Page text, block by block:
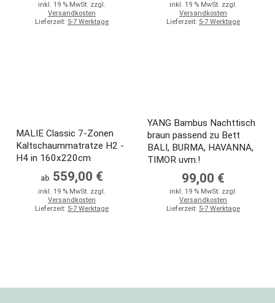
inkl. 19 % MwSt. zzgl.
Versandkosten
Lieferzeit: 5-7 Werktage
inkl. 19 % MwSt. zzgl.
Versandkosten
Lieferzeit: 5-7 Werktage
MALIE Classic 7-Zonen
Kaltschaummatratze H2 -
H4 in 160x220cm
ab 559,00 €
inkl. 19 % MwSt. zzgl.
Versandkosten
Lieferzeit: 5-7 Werktage
YANG Bambus Nachttisch
braun passend zu Bett
BALI, BURMA, HAVANNA,
TIMOR uvm.!
99,00 €
inkl. 19 % MwSt. zzgl.
Versandkosten
Lieferzeit: 5-7 Werktage